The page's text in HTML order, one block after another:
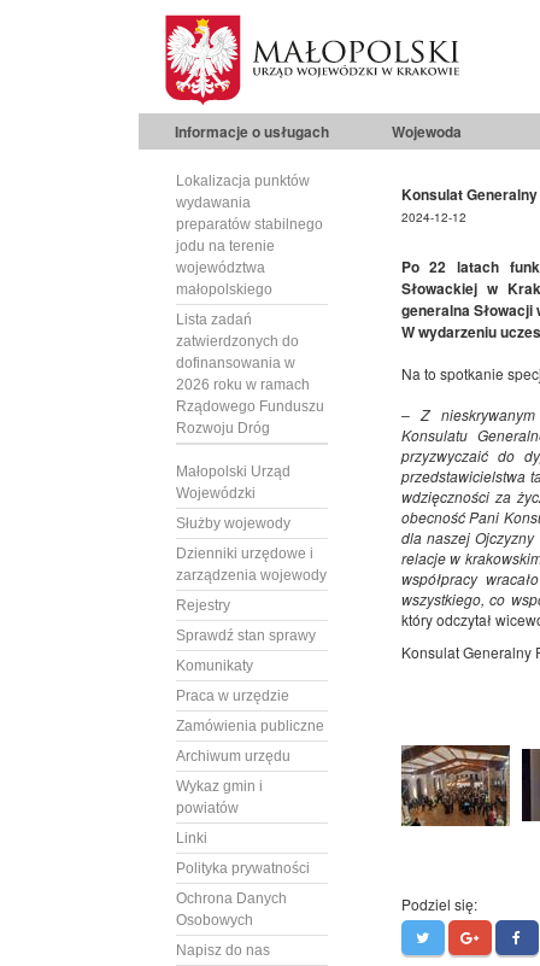
Informacje o usługach Wojewoda
Lokalizacja punktów
wydawania
preparatów stabilnego
jodu na terenie
województwa
małopolskiego
Lista zadań
zatwierdzonych do
dofinansowania w
2026 roku w ramach
Rządowego Funduszu
Rozwoju Dróg
Małopolski Urząd
Wojewódzki
Służby wojewody
Dzienniki urzędowe i
zarządzenia wojewody
Rejestry
Sprawdź stan sprawy
Komunikaty
Praca w urzędzie
Zamówienia publiczne
Archiwum urzędu
Wykaz gmin i
powiatów
Linki
Polityka prywatności
Ochrona Danych
Osobowych
Napisz do nas
Konsulat
2024-12-12
Po 22 latach
Słowackiej w
generalna
W wydarzeniu
Na to spotkanie
– Z nieskrywanym
Konsulatu
przyzwyczaić do
przedstawicielstwa
wdzięczności za
obecność Pani
dla naszej
relacje w
współpracy
wszystkiego, co
który odczytał
Konsulat Generalny
Podziel się: